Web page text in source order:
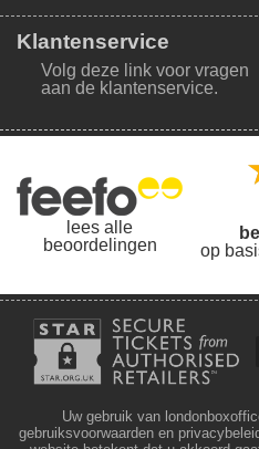
Klantenservice
Volg deze link voor vragen
aan de klantenservice.
lees alle
beoordelingen
op
Uw gebruik van
gebruiksvoorwaarden en